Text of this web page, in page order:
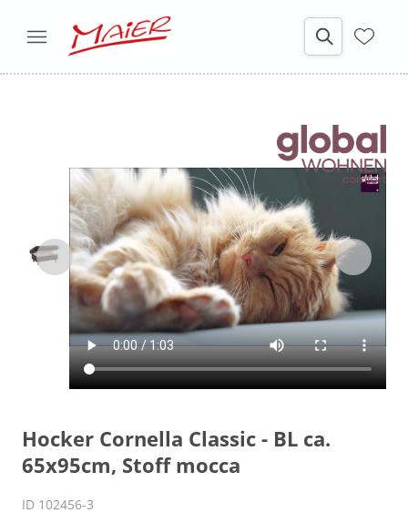
Hocker Cornella Classic - BL ca.
65x95cm, Stoff mocca
ID 102456-3